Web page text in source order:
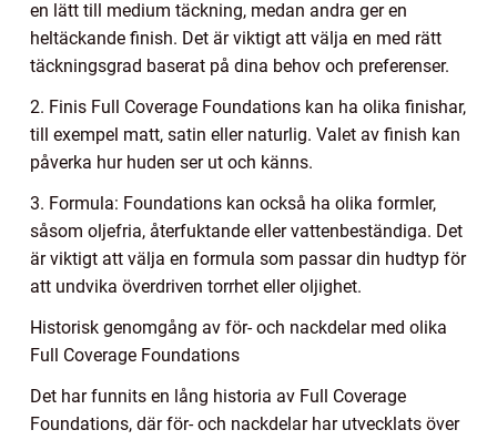
en lätt till medium täckning, medan andra ger en
heltäckande finish. Det är viktigt att välja en med rätt
täckningsgrad baserat på dina behov och preferenser.
2. Finis Full Coverage Foundations kan ha olika finishar,
till exempel matt, satin eller naturlig. Valet av finish kan
påverka hur huden ser ut och känns.
3. Formula: Foundations kan också ha olika formler,
såsom oljefria, återfuktande eller vattenbeständiga. Det
är viktigt att välja en formula som passar din hudtyp för
att undvika överdriven torrhet eller oljighet.
Historisk genomgång av för- och nackdelar med olika
Full Coverage Foundations
Det har funnits en lång historia av Full Coverage
Foundations, där för- och nackdelar har utvecklats över